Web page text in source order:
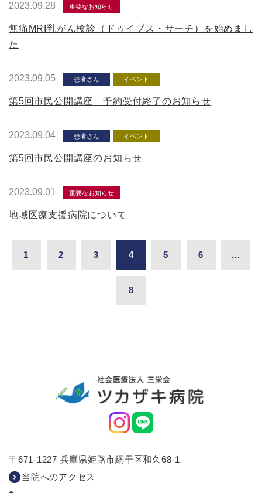
2023.09.28 重要なお知らせ
無痛MRI乳がん検診（ドゥイブス・サーチ）を始めまし
た
2023.09.05 患者さん イベント
第5回市民公開講座 予約受付終了のお知らせ
2023.09.04 患者さん イベント
第5回市民公開講座のお知らせ
2023.09.01 重要なお知らせ
地域医療支援病院について
1 2 3 4 5 6 ...
8
〒671-1227 兵庫県姫路市網干区和久68-1
当院へのアクセス